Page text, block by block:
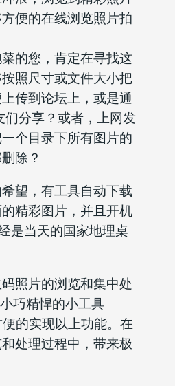
便的在线浏览照片拍
的您，肯定在寻找这
照尺寸或文件大小把
传到论坛上，或是通
们分享？或者，上网发
个目录下所有图片的
除？
望，有工具自动下载
精彩图片，并且开机
是当天的国家地理桌
照片的浏览和集中处
巧精悍的小工具
的实现以上功能。在
处理过程中，带来极